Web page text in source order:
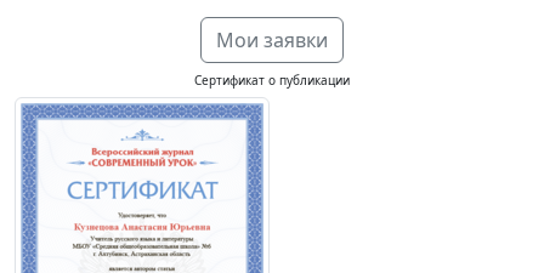
Мои заявки
Сертификат о публикации